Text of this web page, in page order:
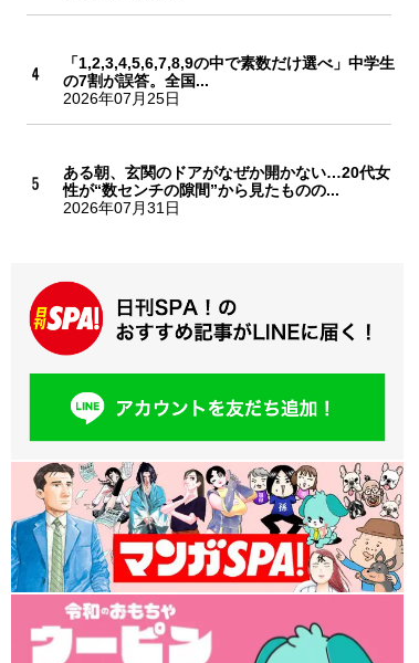
「1,2,3,4,5,6,7,8,9の中で素数だけ選べ」中学生
の7割が誤答。全国...
2026年07月25日
ある朝、玄関のドアがなぜか開かない…20代女
性が“数センチの隙間”から見たものの...
2026年07月31日